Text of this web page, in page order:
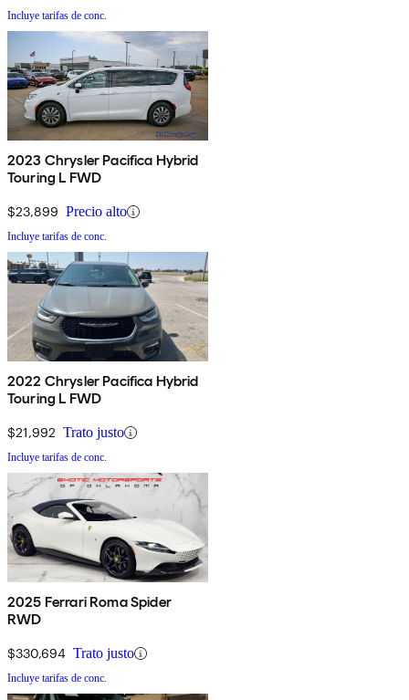
Incluye tarifas de conc.
2023 Chrysler Pacifica Hybrid
Touring L FWD
$23,899 Precio alto
Incluye tarifas de conc.
2022 Chrysler Pacifica Hybrid
Touring L FWD
$21,992 Trato justo
Incluye tarifas de conc.
2025 Ferrari Roma Spider
RWD
$330,694 Trato justo
Incluye tarifas de conc.